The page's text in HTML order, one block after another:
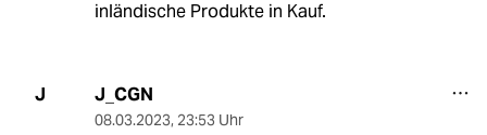
inländische Produkte in Kauf.
J J_CGN
08.03.2023, 23:53 Uhr